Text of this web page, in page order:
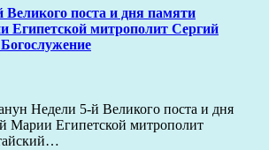
Великого поста и дня памяти
Египетской митрополит Сергий
Недели 5-й Великого поста и дня
Марии Египетской митрополит